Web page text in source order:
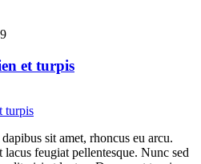
et turpis
sit amet, rhoncus eu arcu.
feugiat pellentesque. Nunc sed